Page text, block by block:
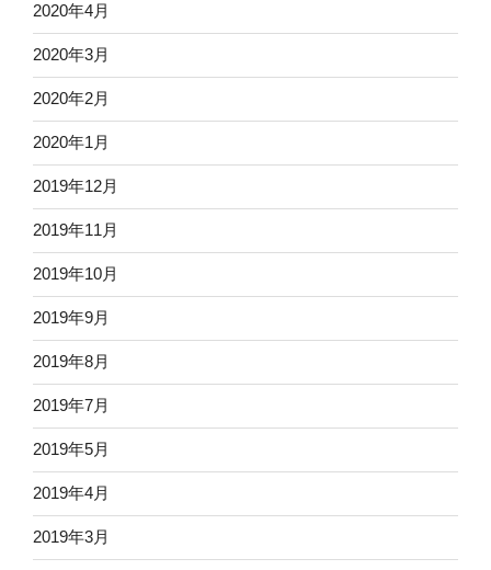
2020年4月
2020年3月
2020年2月
2020年1月
2019年12月
2019年11月
2019年10月
2019年9月
2019年8月
2019年7月
2019年5月
2019年4月
2019年3月